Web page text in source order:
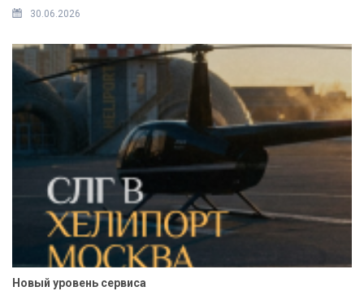
30.06.2026
Новый уровень сервиса